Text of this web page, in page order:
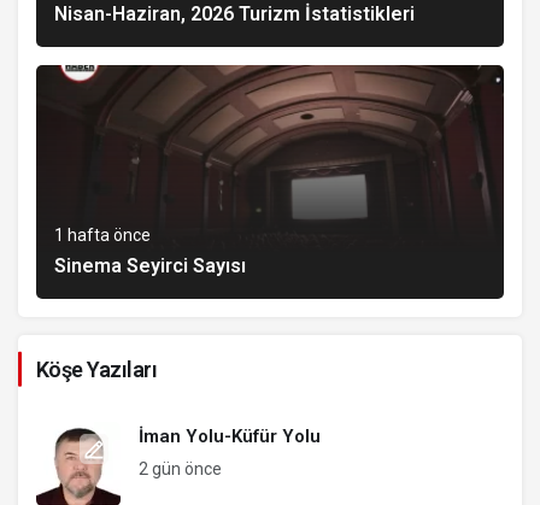
Nisan-Haziran, 2026 Turizm İstatistikleri
1 hafta önce
Sinema Seyirci Sayısı
Köşe Yazıları
İman Yolu-Küfür Yolu
2 gün önce